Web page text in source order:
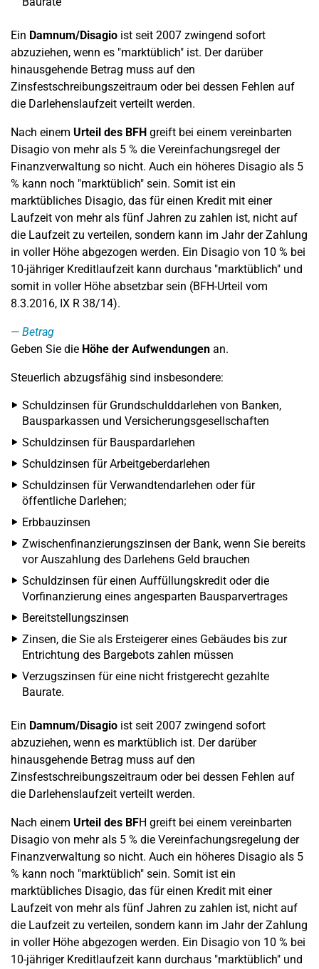
Ein Damnum/Disagio ist seit 2007 zwingend sofort
abzuziehen, wenn es "marktüblich" ist. Der darüber
hinausgehende Betrag muss auf den
Zinsfestschreibungszeitraum oder bei dessen Fehlen auf
die Darlehenslaufzeit verteilt werden.
Nach einem Urteil des BFH greift bei einem vereinbarten
Disagio von mehr als 5 % die Vereinfachungsregel der
Finanzverwaltung so nicht. Auch ein höheres Disagio als 5
% kann noch "marktüblich" sein. Somit ist ein
marktübliches Disagio, das für einen Kredit mit einer
Laufzeit von mehr als fünf Jahren zu zahlen ist, nicht auf
die Laufzeit zu verteilen, sondern kann im Jahr der Zahlung
in voller Höhe abgezogen werden. Ein Disagio von 10 % bei
10-jähriger Kreditlaufzeit kann durchaus "marktüblich" und
somit in voller Höhe absetzbar sein (BFH-Urteil vom
8.3.2016, IX R 38/14).
Betrag
Geben Sie die Höhe der Aufwendungen an.
Steuerlich abzugsfähig sind insbesondere:
Schuldzinsen für Grundschulddarlehen von Banken,
Bausparkassen und Versicherungsgesellschaften
Schuldzinsen für Bauspardarlehen
Schuldzinsen für Arbeitgeberdarlehen
Schuldzinsen für Verwandtendarlehen oder für
öffentliche Darlehen;
Erbbauzinsen
Zwischenfinanzierungszinsen der Bank, wenn Sie bereits
vor Auszahlung des Darlehens Geld brauchen
Schuldzinsen für einen Auffüllungskredit oder die
Vorfinanzierung eines angesparten Bausparvertrages
Bereitstellungszinsen
Zinsen, die Sie als Ersteigerer eines Gebäudes bis zur
Entrichtung des Bargebots zahlen müssen
Verzugszinsen für eine nicht fristgerecht gezahlte
Baurate.
Ein Damnum/Disagio ist seit 2007 zwingend sofort
abzuziehen, wenn es marktüblich ist. Der darüber
hinausgehende Betrag muss auf den
Zinsfestschreibungszeitraum oder bei dessen Fehlen auf
die Darlehenslaufzeit verteilt werden.
Nach einem Urteil des BFH greift bei einem vereinbarten
Disagio von mehr als 5 % die Vereinfachungsregelung der
Finanzverwaltung so nicht. Auch ein höheres Disagio als 5
% kann noch "marktüblich" sein. Somit ist ein
marktübliches Disagio, das für einen Kredit mit einer
Laufzeit von mehr als fünf Jahren zu zahlen ist, nicht auf
die Laufzeit zu verteilen, sondern kann im Jahr der Zahlung
in voller Höhe abgezogen werden. Ein Disagio von 10 % bei
10-jähriger Kreditlaufzeit kann durchaus "marktüblich" und